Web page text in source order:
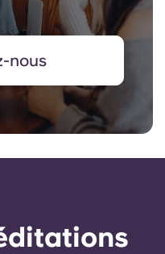
nous